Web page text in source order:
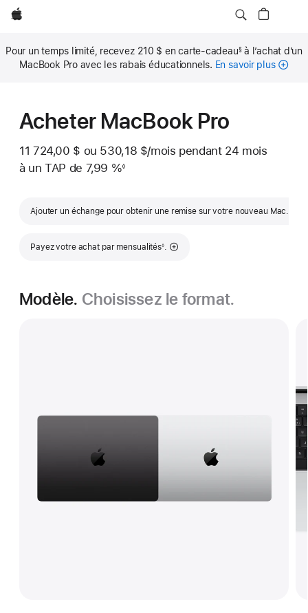
Apple
Pour un temps limité, recevez 210 $ en carte-cadeau§à l’achat d’un
MacBook Pro avec les rabais éducationnels. En savoir plus
Acheter MacBook Pro
11 724,00 $ ou 530,18 $/mois par mois
pendant 24 mois
à un TAP de 7,99 %◊
Ajouter un échange pour obtenir une remise sur votre nouveau Mac.
Payez votre achat par mensualités
Note de bas de page
◊.
Modèle. Choisissez le format.